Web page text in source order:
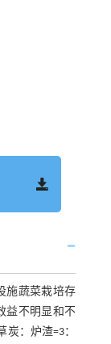
施蔬菜栽培存
益不明显和不
：炉渣=3：